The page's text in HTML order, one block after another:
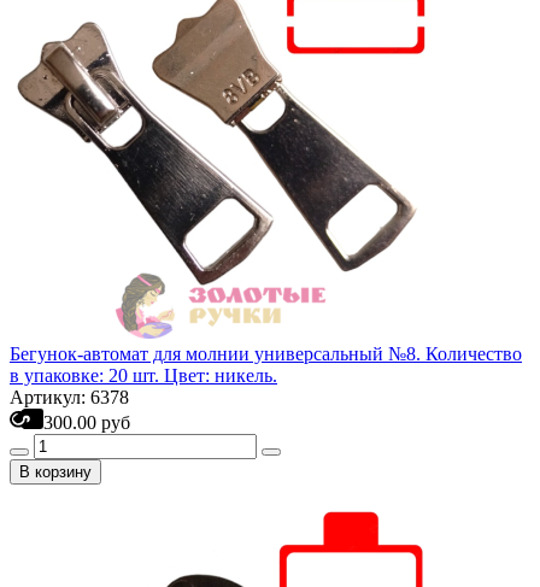
Бегунок-автомат для молнии универсальный №8. Количество
в упаковке: 20 шт. Цвет: никель.
Артикул: 6378
300.00 руб
В корзину